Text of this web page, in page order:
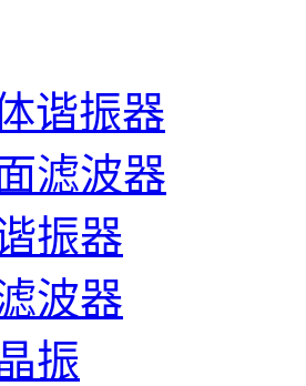
谐振器
滤波器
振器
波器
振